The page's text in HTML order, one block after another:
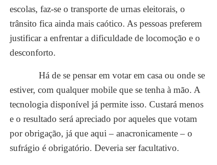
escolas, faz-se o transporte de urnas eleitorais, o
trânsito fica ainda mais caótico. As pessoas preferem
justificar a enfrentar a dificuldade de locomoção e o
desconforto.
Há de se pensar em votar em casa ou onde se
estiver, com qualquer mobile que se tenha à mão. A
tecnologia disponível já permite isso. Custará menos
e o resultado será apreciado por aqueles que votam
por obrigação, já que aqui – anacronicamente – o
sufrágio é obrigatório. Deveria ser facultativo.